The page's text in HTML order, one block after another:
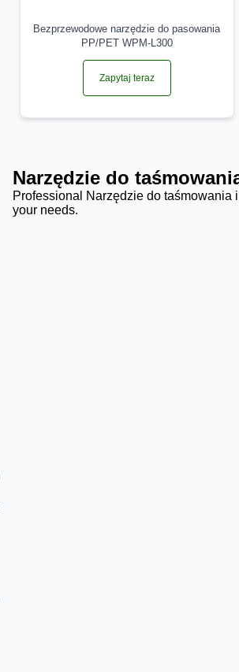
Bezprzewodowe narzędzie do pasowania
PP/PET WPM-L300
Zapytaj teraz
Narzędzie do
Professional Narzędzie do
your needs.